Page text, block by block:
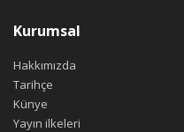
Kurumsal
Hakkımızda
Tarihçe
Künye
Yayın ilkeleri